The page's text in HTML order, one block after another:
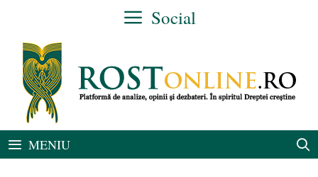
conținut
Social
MENIU